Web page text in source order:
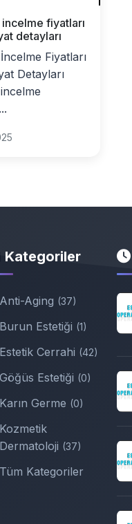
fiyatları
detayları
Fiyatları
Detayları
Kategoriler
Anti-Aging (37)
Burun Estetiği (1)
Estetik Cerrahi (42)
Göğüs Estetiği (0)
Karın Germe (0)
Kozmetik
Dermatoloji (37)
Tüm Kategoriler